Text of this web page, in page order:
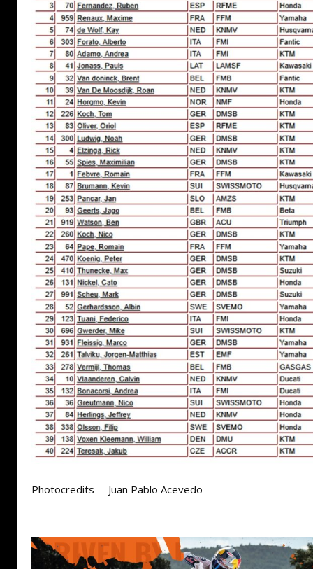
Photocredits – Juan Pablo Acevedo